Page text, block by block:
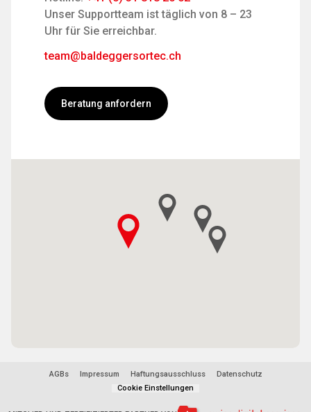
Unser Supportteam ist täglich von 8 – 23
Uhr für Sie erreichbar.
team@baldeggersortec.ch
Beratung anfordern
AGBs Impressum Haftungsausschluss
Datenschutz
Cookie Einstellungen